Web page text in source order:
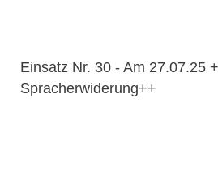
Einsatz Nr. 30 - Am 27.07.25
Spracherwiderung++